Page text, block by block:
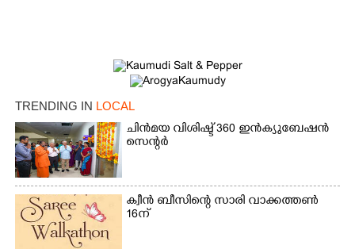
TRENDING IN LOCAL
ചിൻമയ വിശിഷ്ട് 360 ഇൻക്യുബേഷൻ
സെന്റർ
ക്വീൻ ബീസിന്റെ സാരി വാക്കത്തൺ
16ന്
Copy Link